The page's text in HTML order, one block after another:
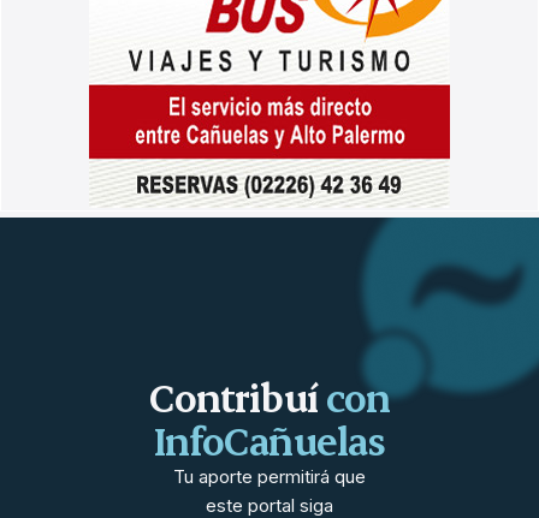
Contribuícon
InfoCañuelas
Tu aporte permitirá que
este portal siga